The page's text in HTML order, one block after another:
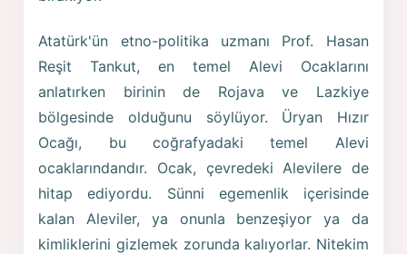
Atatürk'ün etno-politika uzmanı Prof. Hasan
Reşit Tankut, en temel Alevi Ocaklarını
anlatırken birinin de Rojava ve Lazkiye
bölgesinde olduğunu söylüyor. Üryan Hızır
Ocağı, bu coğrafyadaki temel Alevi
ocaklarındandır. Ocak, çevredeki Alevilere de
hitap ediyordu. Sünni egemenlik içerisinde
kalan Aleviler, ya onunla benzeşiyor ya da
kimliklerini gizlemek zorunda kalıyorlar. Nitekim